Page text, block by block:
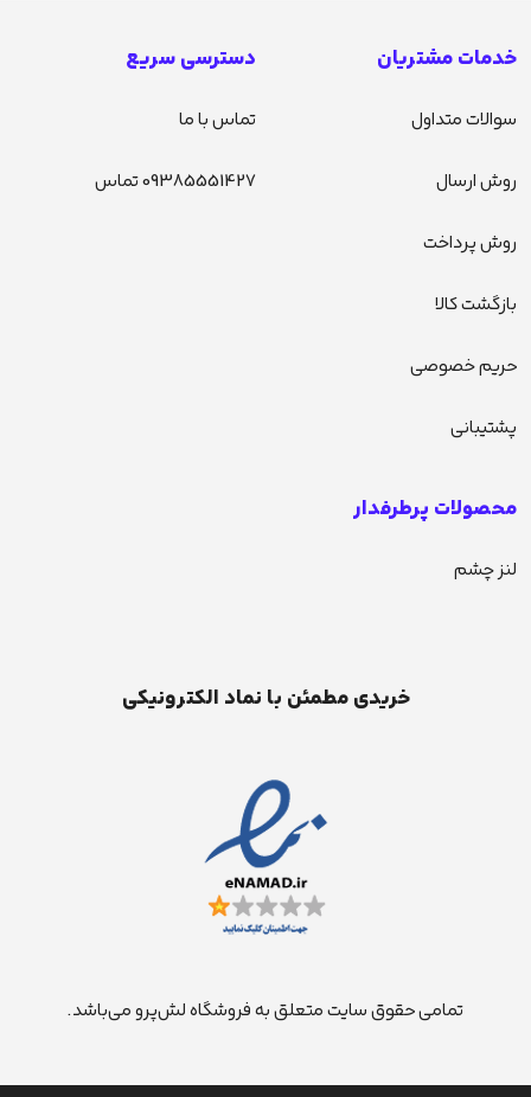
خدمات مشتریان
سوالات متداول
روش ارسال
روش پرداخت
بازگشت کالا
حریم خصوصی
پشتیبانی
دسترسی سریع
تماس با ما
09385551427 تماس
محصولات پرطرفدار
لنز چشم
خریدی مطمئن با نماد الکترونیکی
تمامی حقوق سایت متعلق به فروشگاه لش‌پرو می‌باشد.